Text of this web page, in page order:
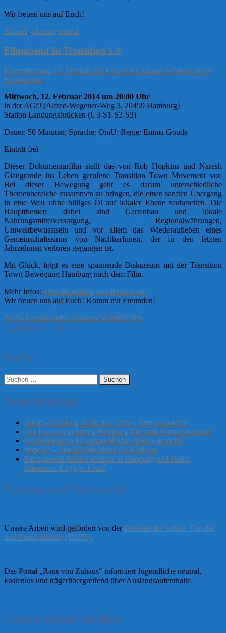
Wir freuen uns auf Euch!
Aktuell, Uncategorized
Filmabend In Transition 1.0
Kurzmitteilung 12. Februar 2014 Aurelie Chaussé Schreibe einen
Kommentar
Mittwoch, 12. Februar 2014 um 20:00 Uhr
in der AGfJ (Alfred-Wegener-Weg 3, 20459 Hamburg)
Station Landungsbrücken (U3-S1-S2-S3)
Dauer: 50 Minuten; Sprache: OmU; Regie: Emma Goude
Eintritt frei
Dieser Dokumentarfilm stellt das von Rob Hopkins und Naresh
Giangrande ins Leben gerufene Transition Town Movement vor.
Bei dieser Bewegung geht es darum unterschiedliche
Themenbereiche zusammen zu bringen, die einen sanften Übergang
in eine Welt ohne billiges Öl auf lokaler Ebene vorbereiten. Die
Hauptthemen dabei sind Gartenbau und lokale
Nahrungsmittelversorgung, Regionalwährungen,
Umweltbewusstsein und vor allem das Wiederaufleben eines
Gemeinschaftssinns von NachbarInnen, der in den letzten
Jahrzehnten verloren gegangen ist.
Mit Glück, folgt es eine spannende Diskussion mit der Transition
Town Bewegung Hamburg nach dem Film.
Mehr Infos: http://tthamburg.wordpress.com/
Wir freuen uns auf Euch! Komm mit Freunden!
AGfJ-AbendeAktiveAustauschFilmTreffen
Beitragsnavigation
← Zurück 1 … 10 11
Suche
Suchen
nach:
Neue Beiträge
Juleica-Schulung im Herbst 2026 – Jetzt anmelden!
Der Landesjugendring Hamburg lädt zum Sommerfest ein!
Küchenheld*in für unsere Herbst-Juleica gesucht!
respekt* – Sneak Peak hinter die Kulissen
International Juleica seminar in Hamburg and Haifa:
Empower. Engage. Lead.
Partner und Netzwerke
Unsere Arbeit wird gefördert von der Behörde für Schule, Familie
und Berufsbildung (BSFB).
Das Portal „Raus von Zuhaus“ informiert Jugendliche neutral,
kostenlos und trägerübergreifend über Auslandsaufenthalte.
Unsere soziale Medien